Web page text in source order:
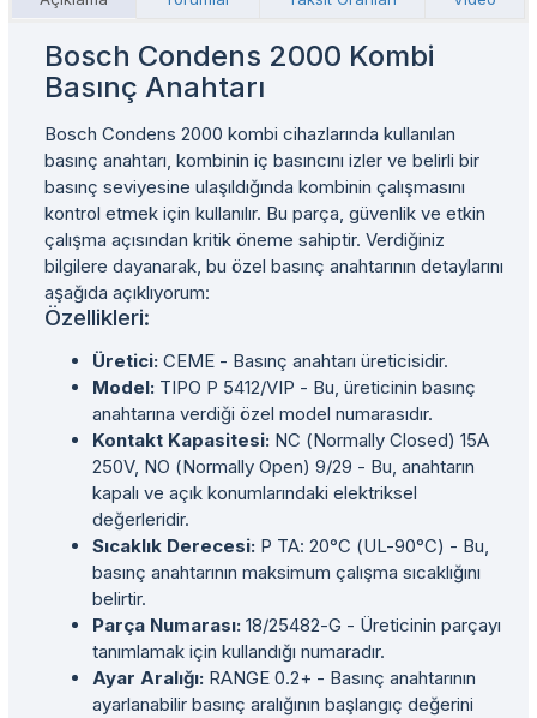
Bosch Condens 2000 Kombi
Basınç Anahtarı
Bosch Condens 2000 kombi cihazlarında kullanılan
basınç anahtarı, kombinin iç basıncını izler ve belirli bir
basınç seviyesine ulaşıldığında kombinin çalışmasını
kontrol etmek için kullanılır. Bu parça, güvenlik ve etkin
çalışma açısından kritik öneme sahiptir. Verdiğiniz
bilgilere dayanarak, bu özel basınç anahtarının detaylarını
aşağıda açıklıyorum:
Özellikleri:
Üretici: CEME - Basınç anahtarı üreticisidir.
Model: TIPO P 5412/VIP - Bu, üreticinin basınç
anahtarına verdiği özel model numarasıdır.
Kontakt Kapasitesi: NC (Normally Closed) 15A
250V, NO (Normally Open) 9/29 - Bu, anahtarın
kapalı ve açık konumlarındaki elektriksel
değerleridir.
Sıcaklık Derecesi: P TA: 20°C (UL-90°C) - Bu,
basınç anahtarının maksimum çalışma sıcaklığını
belirtir.
Parça Numarası: 18/25482-G - Üreticinin parçayı
tanımlamak için kullandığı numaradır.
Ayar Aralığı: RANGE 0.2+ - Basınç anahtarının
ayarlanabilir basınç aralığının başlangıç değerini